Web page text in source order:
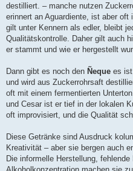
destilliert. – manche nutzen
erinnert an Aguardiente, ist aber
gilt unter Kennern als edler, bleibt
Qualitätskontrolle. Daher gilt auch
er stammt und wie er hergestellt
Dann gibt es noch den Ñeque es
und wird aus Zuckerrohrsaft
oft mit einem fermentierten
und Cesar ist er tief in der lokalen
oft improvisiert, und die Qualität
Diese Getränke sind Ausdruck
Kreativität – aber sie bergen auch
Die informelle Herstellung, fehlende